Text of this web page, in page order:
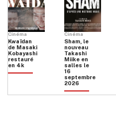
Cinéma
Kwaïdan
de Masaki
Kobayashi
restauré
en 4k
Cinéma
Sham, le
nouveau
Takashi
Miike en
salles le
16
septembre
2026